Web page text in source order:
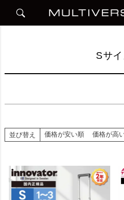
Sサ
並び順
新着順
並び替え 価格が安い順 価格が高